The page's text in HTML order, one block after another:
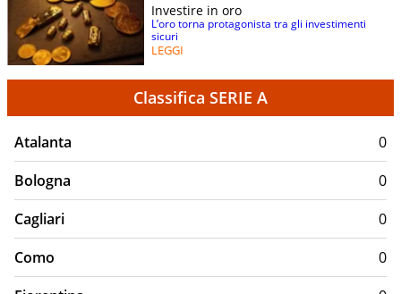
Investire in oro
L’oro torna protagonista tra gli investimenti
sicuri
LEGGI
Classifica SERIE A
Atalanta
0
Bologna
0
Cagliari
0
Como
0